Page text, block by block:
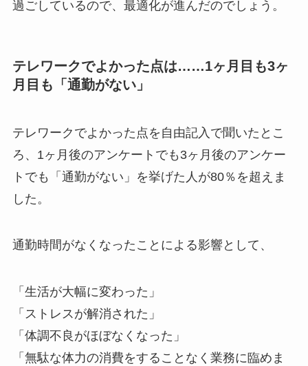
過ごしているので、最適化が進んだのでしょう。
テレワークでよかった点は……1ヶ月目も3ヶ
月目も「通勤がない」
テレワークでよかった点を自由記入で聞いたとこ
ろ、1ヶ月後のアンケートでも3ヶ月後のアンケー
トでも「通勤がない」を挙げた人が80％を超えま
した。
通勤時間がなくなったことによる影響として、
「生活が大幅に変わった」
「ストレスが解消された」
「体調不良がほぼなくなった」
「無駄な体力の消費をすることなく業務に臨めま